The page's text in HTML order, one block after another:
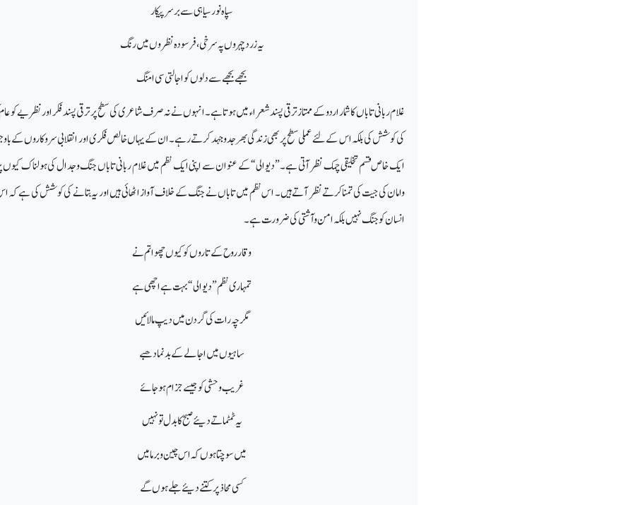
سپاہ نور سیاہی سے برسر پیکار
یہ زرد چہروں پہ سرخی، فرسودہ نظروں میں رنگ
بجھے بجھے سے دلوں کواجالتی سی امنگ
غلام ربانی تاباں کا شمار اردو کے ممتاز ترقی پسند شعراء میں ہوتاہے۔ انہوں نے نہ صرف شاعری کی سطح پر ترقی پسند فکر او رنظریے کو
کی کوشش کی بلکہ اس کے لئے عملی سطح پر بھی زندگی بھر جدوجہد کرتے رہے۔ ان کے یہاں خالص فکری اور انقلابی سروکاروں کے
ایک خاص قسم تخلیقی چمک نظر آتی ہے۔”دیوالی“ کے عنوان سے اپنی ایک نظم میں غلام ربانی تاباں جنگ وجدال کی ہولناک
وامان کی جیت کی تمنا کرتے نظر آتے ہیں۔ اس نظم میں تاباں نے جنگ کے خلاف آواز اٹھائی ہیں اور یہ بتانے کی کوشش کی ہے
انسان کو جنگ نہیں بلکہ امن وآشتی کی ضرورت ہے۔
وقار روح کے تاروں کو کیوں چھوا تم نے
تمہاری نظم”دیوالی“ بہت ہے اچھی ہے
مگر چہ رات کی گردن میں دیپ مالائیں
ساہیوں میں اجالے کے بدنمادھبے
غریب وحشی کو جیسے جزام ہوجائے
یہ ٹمٹماتے دیئے صبح کا بدل تو نہیں
میں سوچتا ہوں کہ اس چین و برما میں
کسی محاذ پر کتنے دیئے جلے ہوں گے